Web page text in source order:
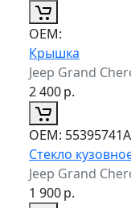
ОЕМ:
Крышка
Jeep Grand
2 400р.
ОЕМ:
Стекло
Jeep Grand
1 900р.